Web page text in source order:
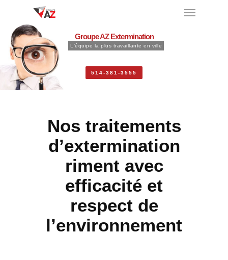
Groupe AZ Extermination
L'équipe la plus travaillante en ville
514-381-3555
Nos traitements
d’extermination
riment avec
efficacité et
respect de
l’environnement